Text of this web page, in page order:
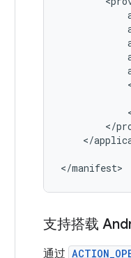
</
</manifest>
支持搭载
通过